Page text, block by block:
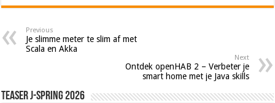
Previous
Je slimme meter te slim af met
Scala en Akka
Next
Ontdek openHAB 2 – Verbeter je
smart home met je Java skills
Teaser J-Spring 2026